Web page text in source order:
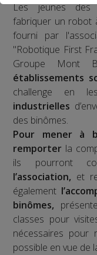
Les jeunes des
fabriquer un robot
fourni par
"Robotique First
Groupe Mont
établissements
challenge en
industrielles
des binômes.
Pour mener à
remporter la
ils pourront
l’association, et
également
binômes,
classes pour
nécessaires pour
possible en vue de